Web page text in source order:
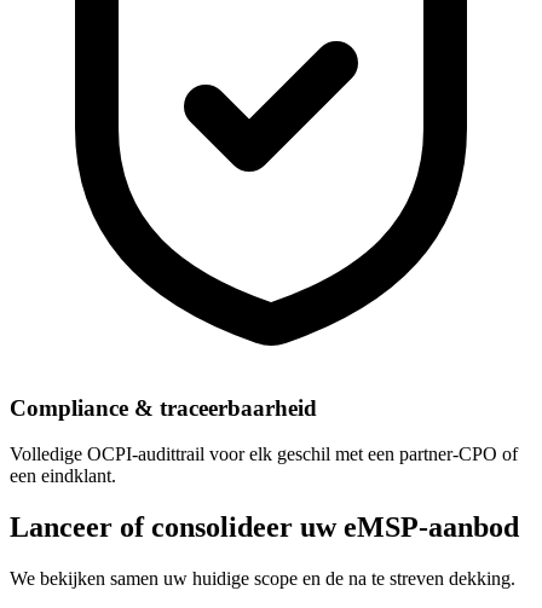
Compliance & traceerbaarheid
Volledige OCPI-audittrail voor elk geschil met een partner-CPO of
een eindklant.
Lanceer of consolideer uw eMSP-aanbod
We bekijken samen uw huidige scope en de na te streven dekking.